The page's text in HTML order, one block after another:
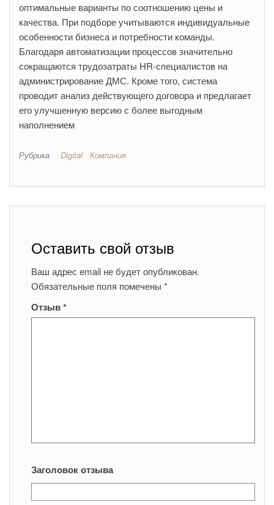
оптимальные варианты по соотношению цены и
качества. При подборе учитываются индивидуальные
особенности бизнеса и потребности команды.
Благодаря автоматизации процессов значительно
сокращаются трудозатраты HR-специалистов на
администрирование ДМС. Кроме того, система
проводит анализ действующего договора и предлагает
его улучшенную версию с более выгодным
наполнением
Рубрика Digital Компания
Оставить свой отзыв
Ваш адрес email не будет опубликован.
Обязательные поля помечены *
Отзыв*
Заголовок отзыва